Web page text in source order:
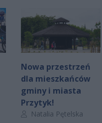
Nowa przestrzeń
dla mieszkańców
gminy i miasta
Przytyk!
Autor artykułu:
Natalia Pętelska